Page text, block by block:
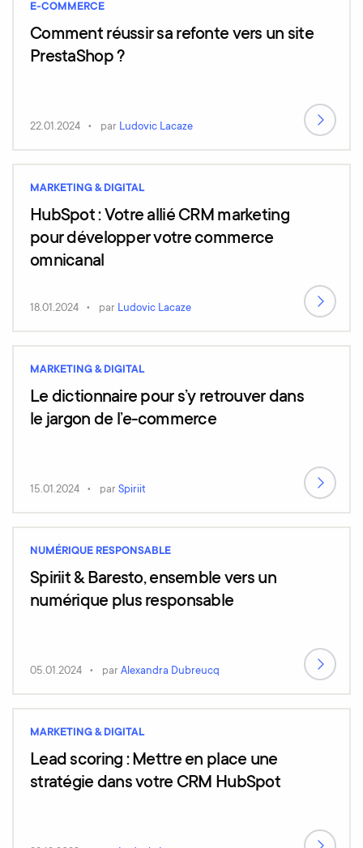
E-COMMERCE
Comment réussir sa refonte vers un site
PrestaShop ?
22.01.2024 par Ludovic Lacaze
MARKETING & DIGITAL
HubSpot : Votre allié CRM marketing
pour développer votre commerce
omnicanal
18.01.2024 par Ludovic Lacaze
MARKETING & DIGITAL
Le dictionnaire pour s’y retrouver dans
le jargon de l’e-commerce
15.01.2024 par Spiriit
NUMÉRIQUE RESPONSABLE
Spiriit & Baresto, ensemble vers un
numérique plus responsable
05.01.2024 par Alexandra Dubreucq
MARKETING & DIGITAL
Lead scoring : Mettre en place une
stratégie dans votre CRM HubSpot